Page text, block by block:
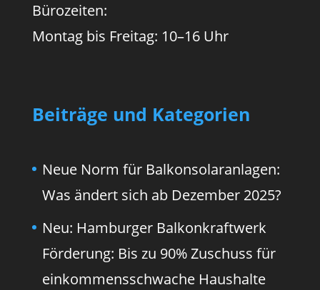
Bürozeiten:
Montag bis Freitag: 10–16 Uhr
Beiträge und Kategorien
Neue Norm für Balkonsolaranlagen:
Was ändert sich ab Dezember 2025?
Neu: Hamburger Balkonkraftwerk
Förderung: Bis zu 90% Zuschuss für
einkommensschwache Haushalte